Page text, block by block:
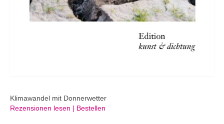
Klimawandel mit Donnerwetter
Rezensionen lesen | Bestellen